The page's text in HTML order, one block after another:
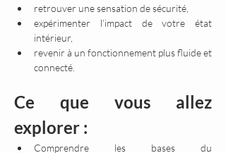
retrouver une sensation de sécurité,
expérimenter l’impact de votre état
intérieur,
revenir à un fonctionnement plus fluide et
connecté.
Ce que vous allez
explorer :
Comprendre les bases du